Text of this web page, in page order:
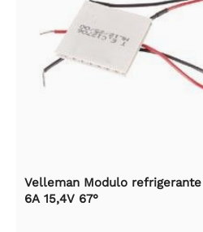
Velleman Modulo
6A 15,4V 67°